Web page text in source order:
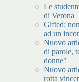
Le
di Verona
Gifted:
ad un
Nuovo
di parole,
donne"
Nuovo
rotta